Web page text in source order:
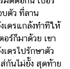
บตัว ที่ลาน
เดรแกล้งทำทีให้
ร์ก็มาด้วย เขา
เดรไปรักษาตัว
กันไม่ยั้ง สุดท้าย